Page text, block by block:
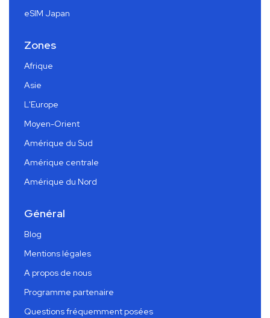
eSIM Japan
Zones
Afrique
Asie
L'Europe
Moyen-Orient
Amérique du Sud
Amérique centrale
Amérique du Nord
Général
Blog
Mentions légales
A propos de nous
Programme partenaire
Questions fréquemment posées